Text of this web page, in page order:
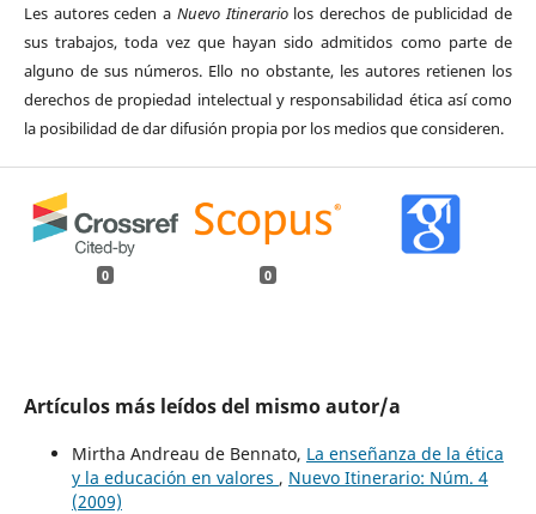
Les autores ceden a Nuevo Itinerariolos derechos de publicidad de
sus trabajos, toda vez que hayan sido admitidos como parte de
alguno de sus números. Ello no obstante, les autores retienen los
derechos de propiedad intelectual y responsabilidad ética así como
la posibilidad de dar difusión propia por los medios que consideren.
0 0
Artículos más leídos del mismo autor/a
Mirtha Andreau de Bennato, La enseñanza de la ética
y la educación en valores , Nuevo Itinerario: Núm. 4
(2009)